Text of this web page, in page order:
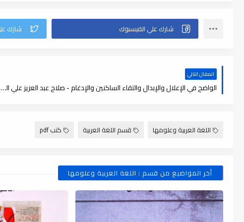
المقال التالي
الواضح في الإعلال والإبدال والتقاء الساكنين والإدغام - صلاح عبد العزيز علي السيد, pdf
اللغة العربية وعلومها قسم اللغة العربية كتب pdf
أخر المواضيع من قسم : اللغة العربية وعلومها